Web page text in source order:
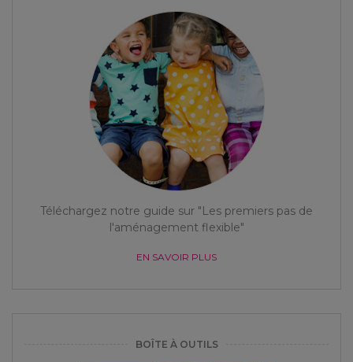
Téléchargez notre guide sur "Les premiers pas de
l'aménagement flexible"
EN SAVOIR PLUS
BOÎTE À OUTILS